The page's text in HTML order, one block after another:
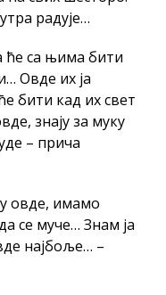
радује…
са њима бити
Овде их ја
бити кад их свет
знају за муку
– прича
овде, имамо
се муче… Знам ја
најбоље… –